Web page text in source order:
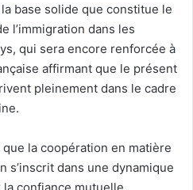
base solide que constitue le
l’immigration dans les
qui sera encore renforcée à
affirmant que le présent
pleinement dans le cadre
la coopération en matière
s’inscrit dans une dynamique